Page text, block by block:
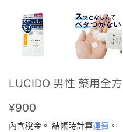
LUCIDO 男性 藥用全
¥900
內含稅金。 結帳時計算運費 。